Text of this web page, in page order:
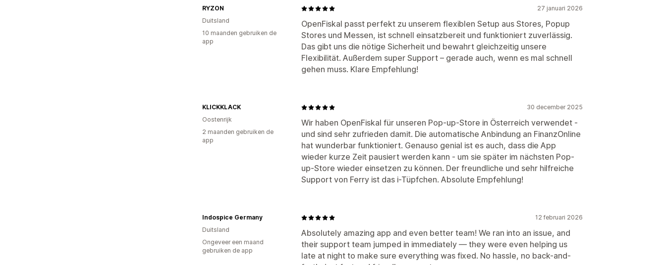
27 januari 2026
OpenFiskal passt perfekt zu unserem flexiblen Setup aus Stores, Popup
Stores und Messen, ist schnell einsatzbereit und funktioniert zuverlässig.
Das gibt uns die nötige Sicherheit und bewahrt gleichzeitig unsere
Flexibilität. Außerdem super Support – gerade auch, wenn es mal schnell
gehen muss. Klare Empfehlung!
RYZON
Duitsland
10 maanden gebruiken de
app
30 december 2025
Wir haben OpenFiskal für unseren Pop-up-Store in Österreich verwendet -
und sind sehr zufrieden damit. Die automatische Anbindung an FinanzOnline
hat wunderbar funktioniert. Genauso genial ist es auch, dass die App
wieder kurze Zeit pausiert werden kann - um sie später im nächsten Pop-
up-Store wieder einsetzen zu können. Der freundliche und sehr hilfreiche
Support von Ferry ist das i-Tüpfchen. Absolute Empfehlung!
KLICKKLACK
Oostenrijk
2 maanden gebruiken de
app
12 februari 2026
Absolutely amazing app and even better team! We ran into an issue, and
their support team jumped in immediately — they were even helping us
late at night to make sure everything was fixed. No hassle, no back-and-
Indospice Germany
Duitsland
Ongeveer een maand
gebruiken de app